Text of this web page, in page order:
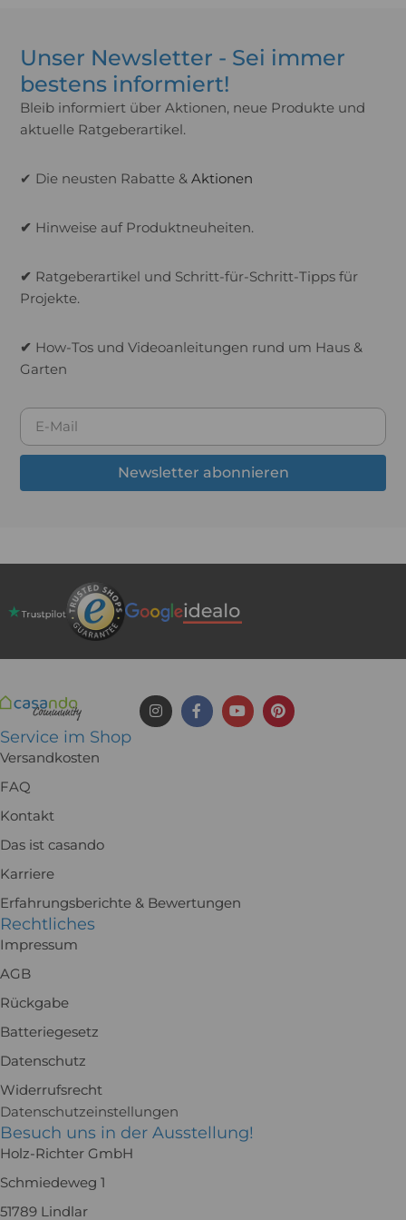
Unser Newsletter - Sei immer
bestens informiert!
Bleib informiert über Aktionen, neue Produkte und
aktuelle Ratgeberartikel.
✔ Die neusten Rabatte &Aktionen
✔ Hinweise auf Produktneuheiten.
✔ Ratgeberartikel und Schritt-für-Schritt-Tipps für
Projekte.
✔ How-Tos und Videoanleitungen rund um Haus &
Garten
Newsletter abonnieren
Service im Shop
Versandkosten
FAQ
Kontakt
Das ist casando
Karriere
Erfahrungsberichte & Bewertungen
Rechtliches
Impressum
AGB
Rückgabe
Batteriegesetz
Datenschutz
Widerrufsrecht
Datenschutzeinstellungen
Besuch uns in der Ausstellung!
Holz-Richter GmbH
Schmiedeweg 1
51789 Lindlar